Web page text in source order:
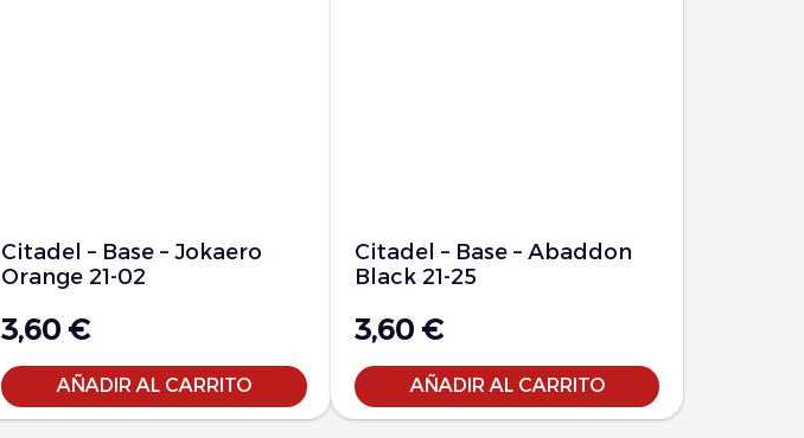
Citadel – Base – Jokaero
Orange 21-02
3,60€
AÑADIR AL CARRITO
Citadel – Base – Abaddon
Black 21-25
3,60 €
AÑADIR AL CARRITO